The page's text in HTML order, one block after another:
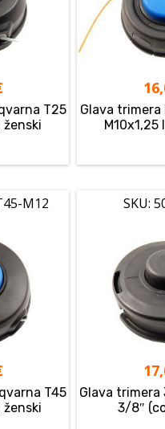
T25
ženski
Glava trimera
M12
T45
ženski
SKU:
Glava trimera
3/8″